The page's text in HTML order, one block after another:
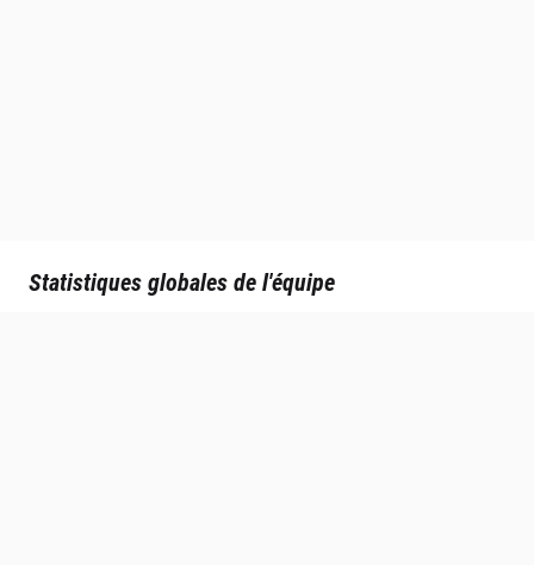
Statistiques globales de l'équipe